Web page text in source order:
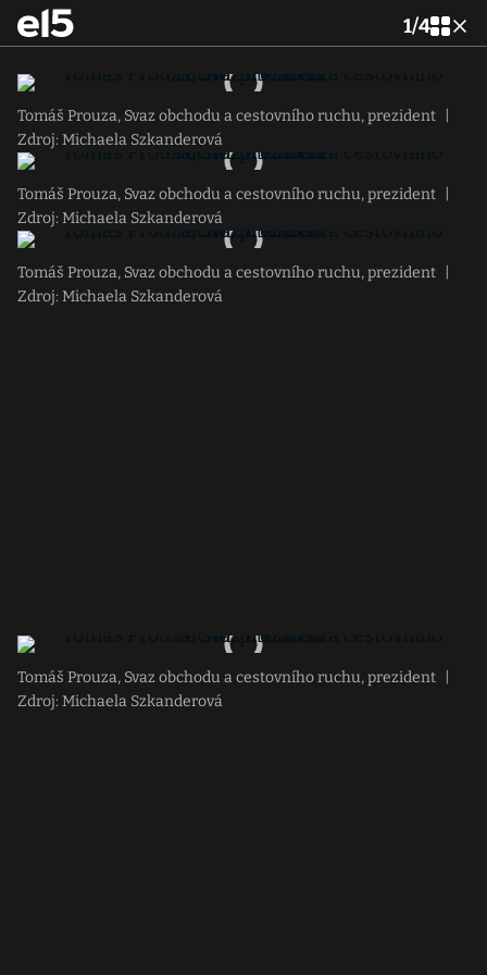
1/4
Tomáš Prouza, Svaz obchodu a cestovního ruchu, prezident
Zdroj: Michaela Szkanderová
Tomáš Prouza, Svaz obchodu a cestovního ruchu, prezident
Zdroj: Michaela Szkanderová
Tomáš Prouza, Svaz obchodu a cestovního ruchu, prezident
Zdroj: Michaela Szkanderová
Tomáš Prouza, Svaz obchodu a cestovního ruchu, prezident
Zdroj: Michaela Szkanderová